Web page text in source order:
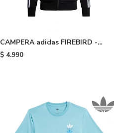
CAMPERA adidas FIREBIRD -
Black
$ 4.990